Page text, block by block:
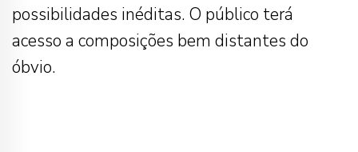
possibilidades inéditas. O público terá
acesso a composições bem distantes do
óbvio.